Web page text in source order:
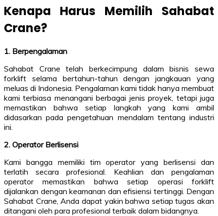
Kenapa Harus Memilih Sahabat
Crane?
1. Berpengalaman
Sahabat Crane telah berkecimpung dalam bisnis sewa
forklift selama bertahun-tahun dengan jangkauan yang
meluas di Indonesia. Pengalaman kami tidak hanya membuat
kami terbiasa menangani berbagai jenis proyek, tetapi juga
memastikan bahwa setiap langkah yang kami ambil
didasarkan pada pengetahuan mendalam tentang industri
ini.
2. Operator Berlisensi
Kami bangga memiliki tim operator yang berlisensi dan
terlatih secara profesional. Keahlian dan pengalaman
operator memastikan bahwa setiap operasi forklift
dijalankan dengan keamanan dan efisiensi tertinggi. Dengan
Sahabat Crane, Anda dapat yakin bahwa setiap tugas akan
ditangani oleh para profesional terbaik dalam bidangnya.